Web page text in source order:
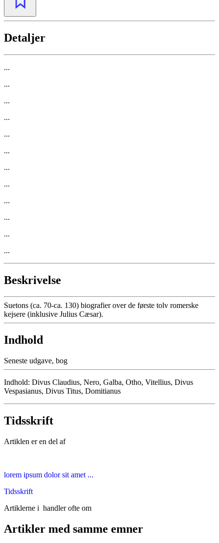
Detaljer
...
...
...
...
...
...
...
...
...
...
...
...
Beskrivelse
Suetons (ca. 70-ca. 130) biografier over de første tolv romerske
kejsere (inklusive Julius Cæsar).
Indhold
Seneste udgave, bog
Indhold: Divus Claudius, Nero, Galba, Otho, Vitellius, Divus
Vespasianus, Divus Titus, Domitianus
Tidsskrift
Artiklen er en del af
lorem ipsum dolor sit amet ...
Tidsskrift
Artiklerne i handler ofte om
Artikler med samme emner